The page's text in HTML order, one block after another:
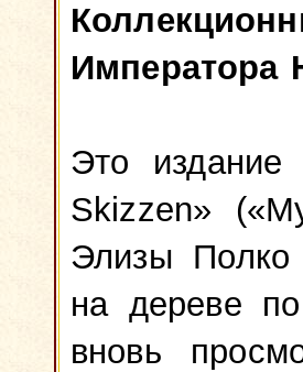
Императора
Это
Skizzen»
Элизы Полко
на дереве
вновь